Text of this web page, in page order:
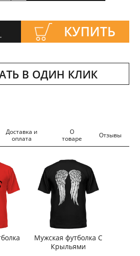
КУПИТЬ
В ОДИН КЛИК
Доставка и
оплата
О
товаре
Отзывы
Мужская футболка С
Крыльями